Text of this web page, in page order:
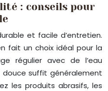
: conseils pour
et facile d’entretien.
fait un choix idéal pour la
régulier avec de l’eau
suffit généralement
les produits abrasifs, les